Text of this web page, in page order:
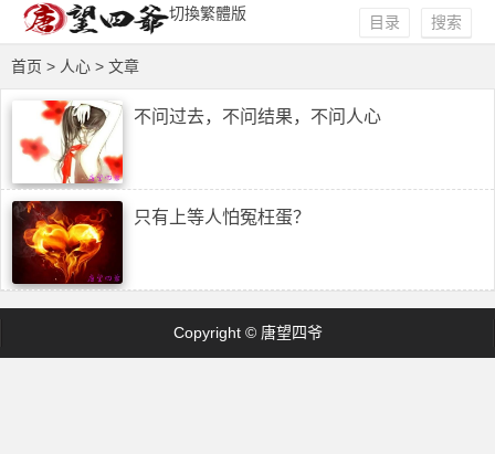
切換繁體版 搜索
目录
首页 > 人心 > 文章
不问过去，不问结果，不问人心
只有上等人怕冤枉蛋？
Copyright © 唐望四爷